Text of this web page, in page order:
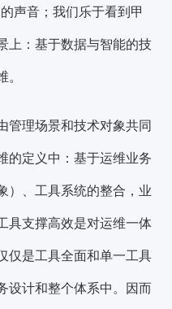
声音；我们乐于看到甲
上：基于数据与智能的技
。
管理场景和技术对象共同
的定义中：基于运维业务
）、工具系统的整合，业
具支撑高效是对运维一体
仅是工具全面和单一工具
设计和整个体系中。因而